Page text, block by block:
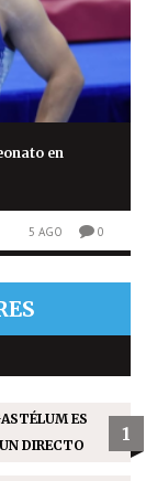
en
5 AGO 0
ES
DIRECTO
1